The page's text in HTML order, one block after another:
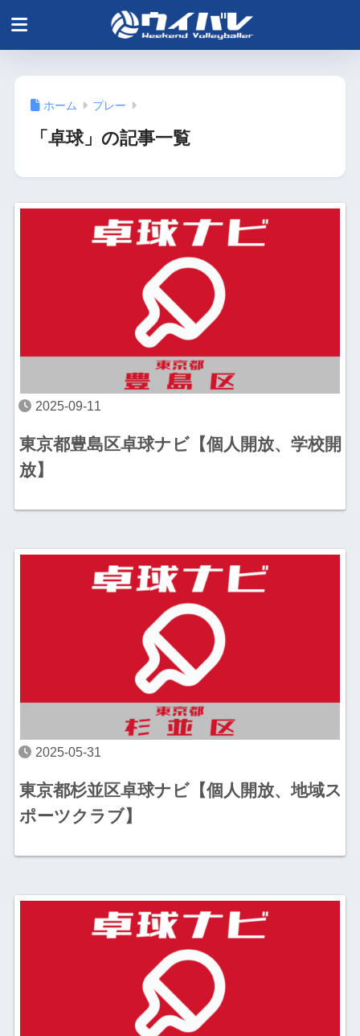
ホーム プレー
「卓球」の記事一覧
2025-09-11
東京都豊島区卓球ナビ【個人開放、学校開
放】
2025-05-31
東京都杉並区卓球ナビ【個人開放、地域ス
ポーツクラブ】